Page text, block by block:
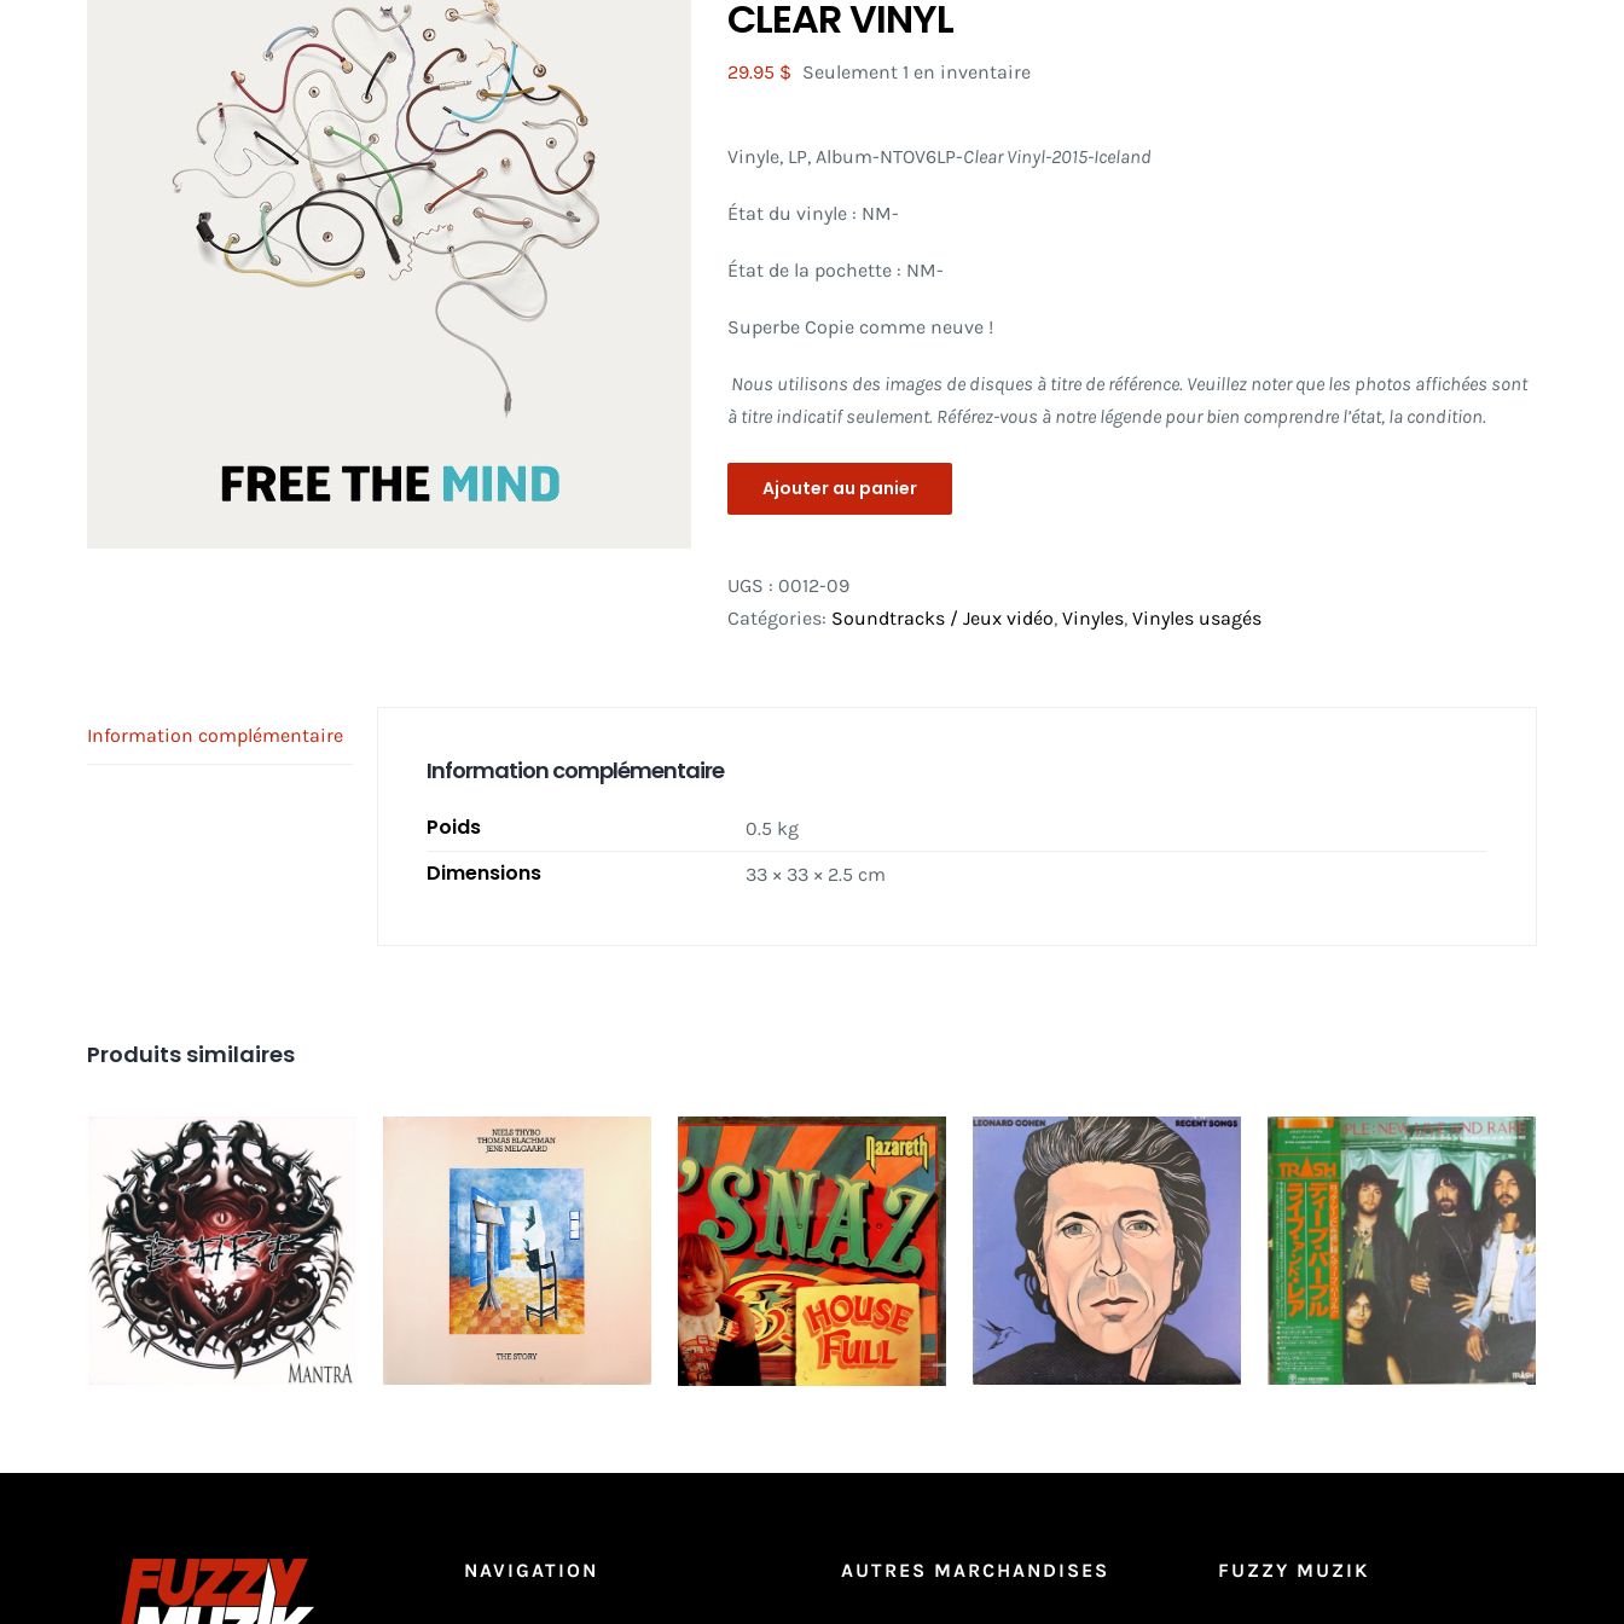
CLEAR VINYL
29.95 $ Seulement 1 en inventaire
Vinyle, LP, Album-NTOV6LP-Clear Vinyl-2015-Iceland
État du vinyle : NM-
État de la pochette : NM-
Superbe Copie comme neuve !
Nous utilisons des images de disques à titre de référence. Veuillez noter que les photos affichées sont
à titre indicatif seulement. Référez-vous à notre légende pour bien comprendre l’état, la condition.
Ajouter au panier
UGS : 0012-09
Catégories: Soundtracks / Jeux vidéo, Vinyles, Vinyles usagés
Information complémentaire
Information complémentaire
Poids 0.5 kg
Dimensions 33 × 33 × 2.5 cm
Produits similaires
BARF‎ _ Blasting All Rotten
Fuckers – Mantra LP
Ajouter au
panier
Détails
Niels Thybo, Thomas
Blachman, Jens Melgaard
– The Story LP
Ajouter au
panier
Nazareth ‎– ‘Snaz LP
Ajouter au
panier
Détails
Leonard Cohen – Recent
Songs LP
Ajouter au
panier
Détails
Deep Purple – New, Live
And Rare LP- JAPAN
Pressing+OBI Shrink!
Ajouter au
panier
Détails
NAVIGATION AUTRES MARCHANDISES FUZZY MUZIK